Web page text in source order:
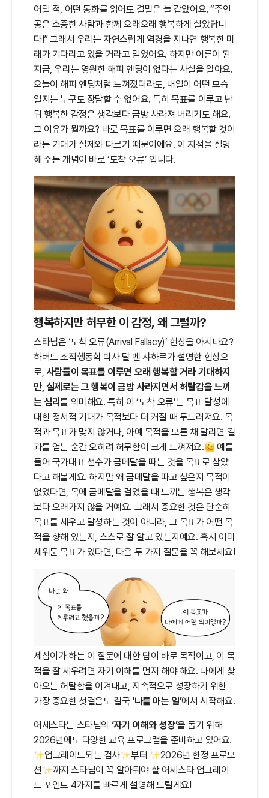
어릴 적, 어떤 동화를 읽어도 결말은 늘 같았어요. “주인
공은 소중한 사람과 함께 오래오래 행복하게 살았답니
다!” 그래서 우리는 자연스럽게 역경을 지나면 행복한 미
래가 기다리고 있을 거라고 믿었어요. 하지만 어른이 된
지금, 우리는 영원한 해피 엔딩이 없다는 사실을 알아요.
오늘이 해피 엔딩처럼 느껴졌더라도, 내일이 어떤 모습
일지는 누구도 장담할 수 없어요. 특히 목표를 이루고 난
뒤 행복한 감정은 생각보다 금방 사라져 버리기도 해요.
그 이유가 뭘까요? 바로 목표를 이루면 오래 행복할 것이
라는 기대가 실제와 다르기 때문이에요. 이 지점을 설명
해 주는 개념이 바로 ‘도착 오류’ 입니다.
행복하지만 허무한 이 감정, 왜 그럴까?
스타님은 ‘도착 오류(Arrival Fallacy)’ 현상을 아시나요?
하버드 조직행동학 박사 탈 벤 샤하르가 설명한 현상으
로, 사람들이 목표를 이루면 오래 행복할 거라 기대하지
만, 실제로는 그 행복이 금방 사라지면서 허탈감을 느끼
는 심리를 의미해요. 특히 이 ‘도착 오류’는 목표 달성에
대한 정서적 기대가 목적보다 더 커질 때 두드러져요. 목
적과 목표가 맞지 않거나, 아예 목적을 모른 채 달리면 결
과를 얻는 순간 오히려 허무함이 크게 느껴져요.
예를
들어 국가대표 선수가 금메달을 따는 것을 목표로 삼았
다고 해볼게요. 하지만 왜 금메달을 따고 싶은지 목적이
없었다면, 목에 금메달을 걸었을 때 느끼는 행복은 생각
보다 오래가지 않을 거예요. 그래서 중요한 것은 단순히
목표를 세우고 달성하는 것이 아니라, 그 목표가 어떤 목
적을 향해 있는지, 스스로 잘 알고 있는지예요. 혹시 이미
세워둔 목표가 있다면, 다음 두 가지 질문을 꼭 해보세요!
세삼이가 하는 이 질문에 대한 답이 바로 목적이고, 이 목
적을 잘 세우려면 자기 이해를 먼저 해야 해요. 나에게 찾
아오는 허탈함을 이겨내고, 지속적으로 성장하기 위한
가장 중요한 첫걸음도 결국‘나를 아는 일’에서 시작해요.
어세스타는 스타님의 ‘자기 이해와 성장’을 돕기 위해
2026년에도 다양한 교육 프로그램을 준비하고 있어요.
업그레이드되는 검사
부터
2026년 한정 프로모
션
까지 스타님이 꼭 알아둬야 할 어세스타 업그레이
드 포인트 4가지를 빠르게 설명해 드릴게요!